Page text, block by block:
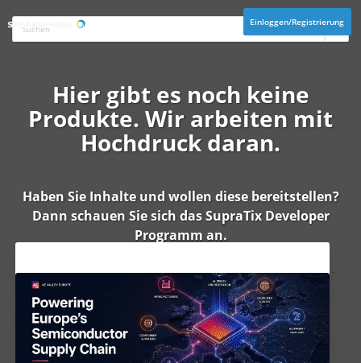
Einloggen/Registrierung
Hier gibt es noch keine
Produkte. Wir arbeiten mit
Hochdruck daran.
Haben Sie Inhalte und wollen diese bereitstellen?
Dann schauen Sie sich dasSupraTix Developer
Programm an.